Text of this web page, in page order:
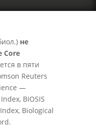
не
Core
в пяти
Reuters
—
BIOSIS
Biological